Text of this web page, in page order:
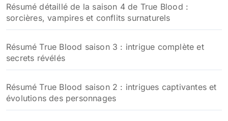
Résumé détaillé de la saison 4 de True Blood :
sorcières, vampires et conflits surnaturels
Résumé True Blood saison 3 : intrigue complète et
secrets révélés
Résumé True Blood saison 2 : intrigues captivantes et
évolutions des personnages